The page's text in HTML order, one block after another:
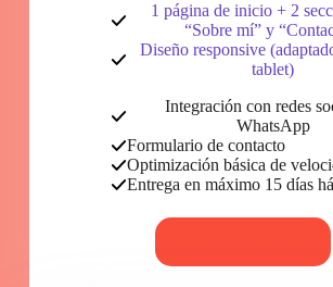
1 página de inicio + 2
“Sobre mí” y
Diseño responsive
tablet)
Integración con redes
WhatsApp
Formulario de contacto
Optimización básica de
Entrega en máximo 15 días